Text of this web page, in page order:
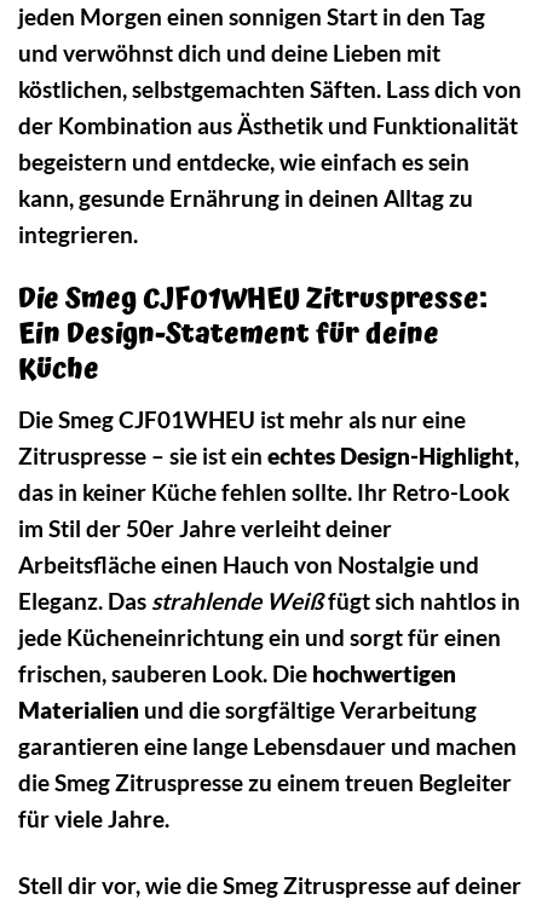
jeden Morgen einen sonnigen Start in den Tag
und verwöhnst dich und deine Lieben mit
köstlichen, selbstgemachten Säften. Lass dich von
der Kombination aus Ästhetik und Funktionalität
begeistern und entdecke, wie einfach es sein
kann, gesunde Ernährung in deinen Alltag zu
integrieren.
Die Smeg CJF01WHEU Zitruspresse:
Ein Design-Statement für deine
Küche
Die Smeg CJF01WHEU ist mehr als nur eine
Zitruspresse – sie ist ein echtes Design-Highlight,
das in keiner Küche fehlen sollte. Ihr Retro-Look
im Stil der 50er Jahre verleiht deiner
Arbeitsfläche einen Hauch von Nostalgie und
Eleganz. Das strahlende Weißfügt sich nahtlos in
jede Kücheneinrichtung ein und sorgt für einen
frischen, sauberen Look. Die hochwertigen
Materialien und die sorgfältige Verarbeitung
garantieren eine lange Lebensdauer und machen
die Smeg Zitruspresse zu einem treuen Begleiter
für viele Jahre.
Stell dir vor, wie die Smeg Zitruspresse auf deiner